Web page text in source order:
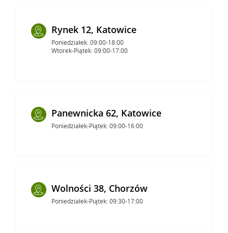
Rynek 12, Katowice
Poniedziałek: 09:00-18:00
Wtorek-Piątek: 09:00-17:00
Panewnicka 62, Katowice
Poniedziałek-Piątek: 09:00-16:00
Wolności 38, Chorzów
Poniedziałek-Piątek: 09:30-17:00